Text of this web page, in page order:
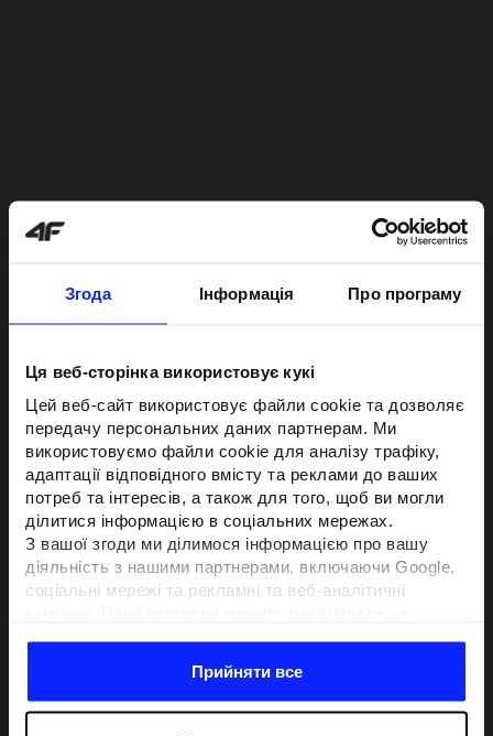
Згода Інформація Про програму
Ця веб-сторінка використовує кукі
Цей веб-сайт використовує файли cookie та дозволяє
передачу персональних даних партнерам. Ми
використовуємо файли cookie для аналізу трафіку,
адаптації відповідного вмісту та реклами до ваших
потреб та інтересів, а також для того, щоб ви могли
ділитися інформацією в соціальних мережах.
З вашої згоди ми ділимося інформацією про вашу
діяльність з нашими партнерами, включаючи Google,
соціальні мережі та рекламні та веб-аналітичні
отримують у результаті використання вами їхніх
послуг.З вашої згоди ми також можемо ділитися
Прийняти все